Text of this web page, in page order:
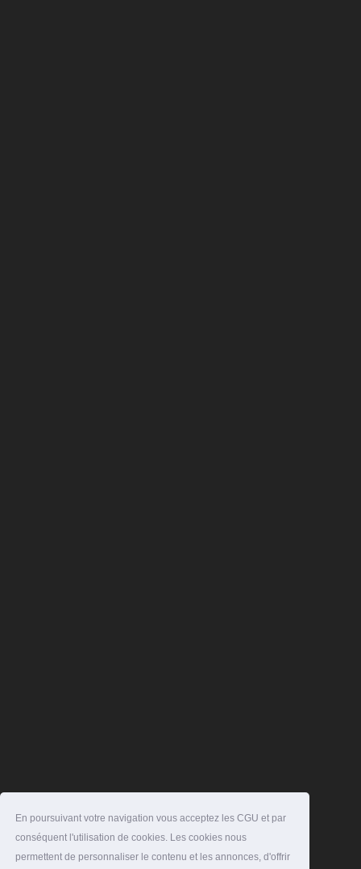
En poursuivant votre navigation vous acceptez les CGU et par
conséquent l'utilisation de cookies. Les cookies nous
permettent de personnaliser le contenu et les annonces, d'offrir